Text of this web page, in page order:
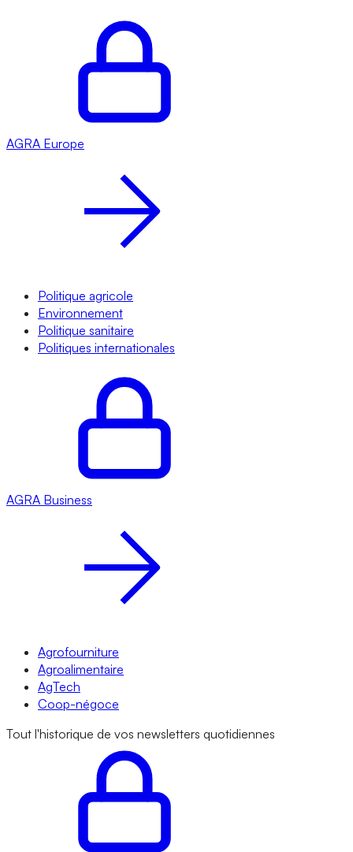
AGRA Europe
Politique agricole
Environnement
Politique sanitaire
Politiques internationales
AGRA Business
Agrofourniture
Agroalimentaire
AgTech
Coop-négoce
Tout l'historique de vos newsletters quotidiennes